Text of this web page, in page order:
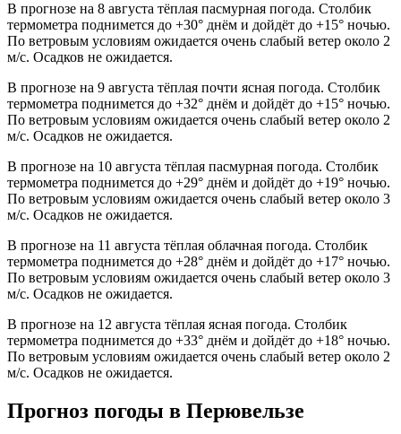
В прогнозе на 8 августа тёплая пасмурная погода. Столбик
термометра поднимется до +30° днём и дойдёт до +15° ночью.
По ветровым условиям ожидается очень слабый ветер около 2
м/с. Осадков не ожидается.
В прогнозе на 9 августа тёплая почти ясная погода. Столбик
термометра поднимется до +32° днём и дойдёт до +15° ночью.
По ветровым условиям ожидается очень слабый ветер около 2
м/с. Осадков не ожидается.
В прогнозе на 10 августа тёплая пасмурная погода. Столбик
термометра поднимется до +29° днём и дойдёт до +19° ночью.
По ветровым условиям ожидается очень слабый ветер около 3
м/с. Осадков не ожидается.
В прогнозе на 11 августа тёплая облачная погода. Столбик
термометра поднимется до +28° днём и дойдёт до +17° ночью.
По ветровым условиям ожидается очень слабый ветер около 3
м/с. Осадков не ожидается.
В прогнозе на 12 августа тёплая ясная погода. Столбик
термометра поднимется до +33° днём и дойдёт до +18° ночью.
По ветровым условиям ожидается очень слабый ветер около 2
м/с. Осадков не ожидается.
Прогноз погоды в Перювельзе